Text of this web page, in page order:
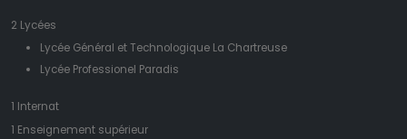
2 Lycées
Lycée Général et Technologique La Chartreuse
Lycée Professionel Paradis
1 Internat
1 Enseignement supérieur